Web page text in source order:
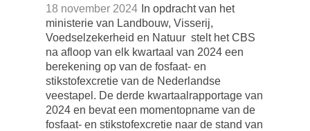
18 november 2024 In opdracht van het
ministerie van Landbouw, Visserij,
Voedselzekerheid en Natuur stelt het CBS
na afloop van elk kwartaal van 2024 een
berekening op van de fosfaat- en
stikstofexcretie van de Nederlandse
veestapel. De derde kwartaalrapportage van
2024 en bevat een momentopname van de
fosfaat- en stikstofexcretie naar de stand van